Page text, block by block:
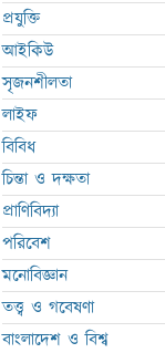
প্রযুক্তি
আইকিউ
সৃজনশীলতা
লাইফ
বিবিধ
চিন্তা ও দক্ষতা
প্রাণিবিদ্যা
পরিবেশ
মনোবিজ্ঞান
তত্ত্ব ও গবেষণা
বাংলাদেশ ও বিশ্ব